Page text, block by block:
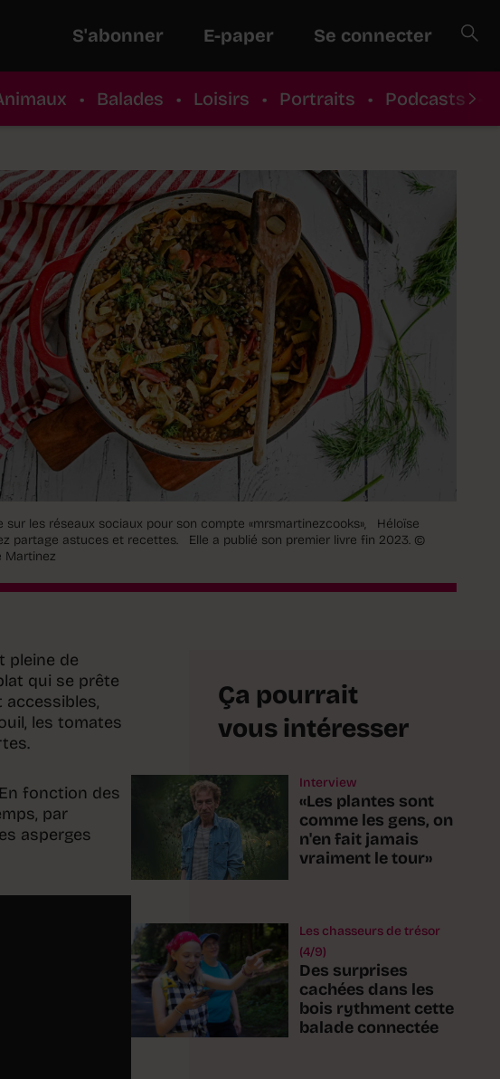
S'abonner E-paper Se connecter
• Balades • Loisirs • Portraits • Podcasts
sur les réseaux sociaux pour son compte «mrsmartinezcooks», Héloïse
partage astuces et recettes. Elle a publié son premier livre fin 2023. ©
Martinez
pleine de
qui se prête
accessibles,
les tomates
fonction des
par
asperges
Ça pourrait
vous intéresser
Interview
«Les plantes sont
comme les gens, on
n'en fait jamais
vraiment le tour»
Les chasseurs de trésor
(4/9)
Des surprises
cachées dans les
bois rythment cette
balade connectée